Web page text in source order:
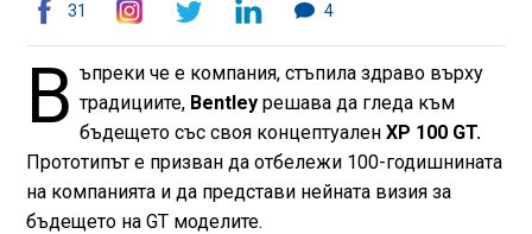
31 4
В ъпреки че е компания, стъпила здраво върху
традициите, Bentley решава да гледа към
бъдещето със своя концептуаленXP 100 GT.
Прототипът е призван да отбележи 100-годишнината
на компанията и да представи нейната визия за
бъдещето на GT моделите.